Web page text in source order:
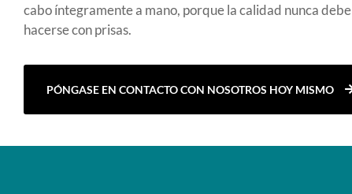
cabo íntegramente a mano, porque la calidad nunca debe
hacerse con prisas.
PÓNGASE EN CONTACTO CON NOSOTROS HOY MISMO